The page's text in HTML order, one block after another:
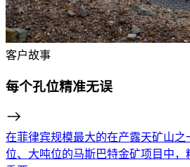
客户故事
每个孔位精准无误
在菲律宾规模最大的在产露天矿山之
位、大吨位的马斯巴特金矿项目中